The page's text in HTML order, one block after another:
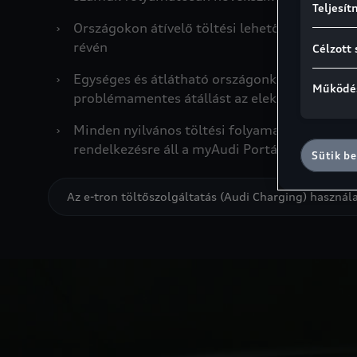
›
Országokon átívelő töltési lehetőség
révén
›
Egységes és átlátható országonkénti tarifák
problémamentes átállást az elektromos
›
Minden nyilvános töltési folyamat és számla
rendelkezésre áll a myAudi Portálon vagy a
Az e-tron töltőszolgáltatás (Audi Charging)
Célzott
Sütik